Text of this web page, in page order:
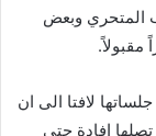
المتحري وبعض
مقبولاً.
لافتا الى ان
إفادة حتى